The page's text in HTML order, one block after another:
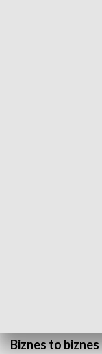
Biznes to biznes